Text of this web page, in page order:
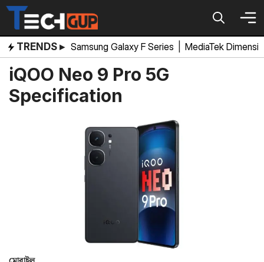
Skip
content
TRENDS ▸ Samsung Galaxy F Series MediaTek
iQOO Neo 9 Pro 5G
Specification